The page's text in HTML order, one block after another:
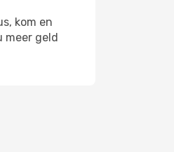
kom en
meer geld